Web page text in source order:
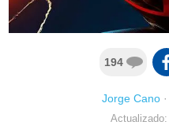
194
Jorge Cano ·